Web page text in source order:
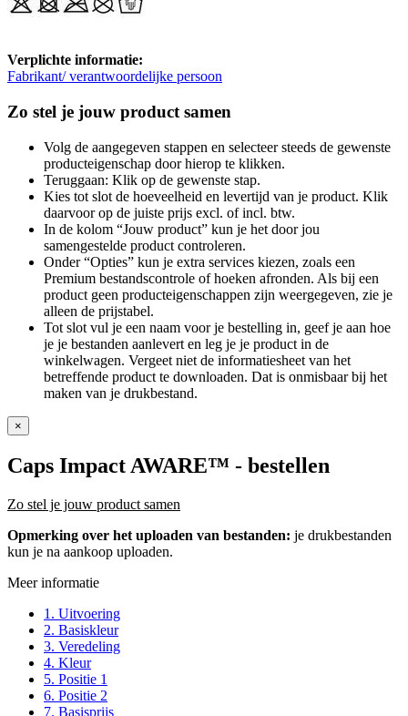
Verplichte informatie:
Fabrikant/ verantwoordelijke persoon
Zo stel je jouw product samen
Volg de aangegeven stappen en selecteer steeds de gewenste
producteigenschap door hierop te klikken.
Teruggaan: Klik op de gewenste stap.
Kies tot slot de hoeveelheid en levertijd van je product. Klik
daarvoor op de juiste prijs excl. of incl. btw.
In de kolom “Jouw product” kun je het door jou
samengestelde product controleren.
Onder “Opties” kun je extra services kiezen, zoals een
Premium bestandscontrole of hoeken afronden. Als bij een
product geen producteigenschappen zijn weergegeven, zie je
alleen de prijstabel.
Tot slot vul je een naam voor je bestelling in, geef je aan hoe
je je bestanden aanlevert en leg je je product in de
winkelwagen. Vergeet niet de informatiesheet van het
betreffende product te downloaden. Dat is onmisbaar bij het
maken van je drukbestand.
×
Caps Impact AWARE™ - bestellen
Zo stel je jouw product samen
Opmerking over het uploaden van bestanden: je drukbestanden
kun je na aankoop uploaden.
Meer informatie
1. Uitvoering
2. Basiskleur
3. Veredeling
4. Kleur
5. Positie 1
6. Positie 2
7. Basisprijs